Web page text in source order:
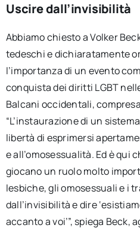
Uscire dall’invisibilità
Abbiamo chiesto a Volker
tedeschi e dichiaratamente
l’importanza di un evento
conquista dei diritti LGBT
Balcani occidentali,
“L’instaurazione di un
libertà di esprimersi
e all’omosessualità. Ed è qui
giocano un ruolo molto
lesbiche, gli omosessuali e i
dall’invisibilità e dire
accanto a voi’”, spiega Beck,